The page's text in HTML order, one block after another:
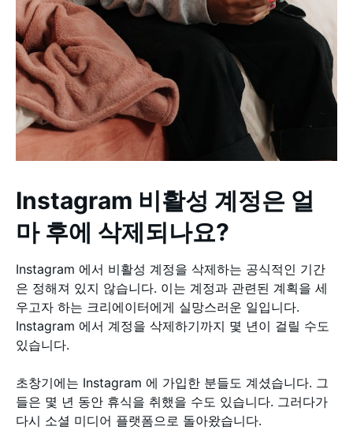
Instagram 비활성 계정은 얼
마 후에 삭제되나요?
Instagram 에서 비활성 계정을 삭제하는 공식적인 기간
은 정해져 있지 않습니다. 이는 계정과 관련된 계획을 세
우고자 하는 크리에이터에게 실망스러운 일입니다.
Instagram 에서 계정을 삭제하기까지 몇 년이 걸릴 수도
있습니다.
초창기에는 Instagram 에 가입한 분들도 계셨습니다. 그
들은 몇 년 동안 휴식을 취했을 수도 있습니다. 그러다가
다시 소셜 미디어 플랫폼으로 돌아왔습니다.